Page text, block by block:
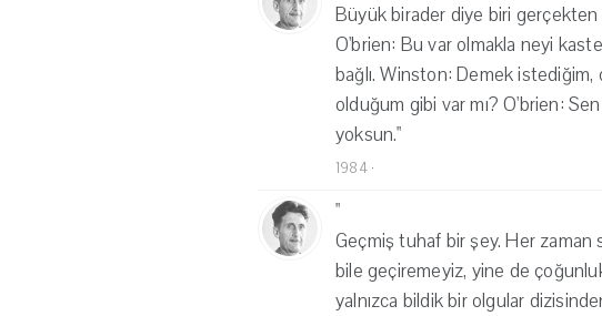
Büyük birader diye biri gerçekten
O'brien: Bu var olmakla neyi
bağlı. Winston: Demek istediğim,
olduğum gibi var mı? O'brien: Sen
yoksun."
1984·
"
Geçmiş tuhaf bir şey. Her zaman
bile geçiremeyiz, yine de
yalnızca bildik bir olgular